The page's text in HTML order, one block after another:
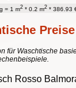
= 1 m2 * 0.2 m2 * 386.93
für Waschtische
Rosso